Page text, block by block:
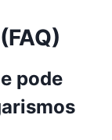
pode